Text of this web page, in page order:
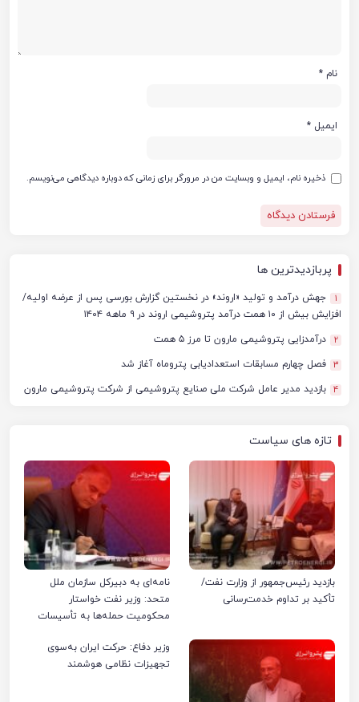
نام *
ایمیل *
ذخیره نام، ایمیل و وبسایت من در مرورگر برای زمانی که دوباره دیدگاهی می‌نویسم.
پربازدیدترین ها
1
جهش درآمد و تولید «اروند» در نخستین گزارش بورسی پس از عرضه اولیه/
افزایش بیش از ۱۰ همت درآمد پتروشیمی اروند در ۹ ماهه ۱۴۰۴
2 درآمدزایی پتروشیمی مارون تا مرز ۵ همت
3 فصل چهارم مسابقات استعدادیابی پتروماه آغاز شد
4 بازدید مدیر عامل شرکت ملی صنایع پتروشیمی از شرکت پتروشیمی مارون
تازه های سیاست
بازدید رئیس‌جمهور از وزارت نفت/
تأکید بر تداوم خدمت‌رسانی
نامه‌ای به دبیرکل سازمان ملل
متحد: وزیر نفت خواستار
محکومیت حمله‌ها به تأسیسات
وزیر دفاع: حرکت ایران به‌سوی
تجهیزات نظامی هوشمند